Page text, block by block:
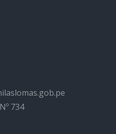
734